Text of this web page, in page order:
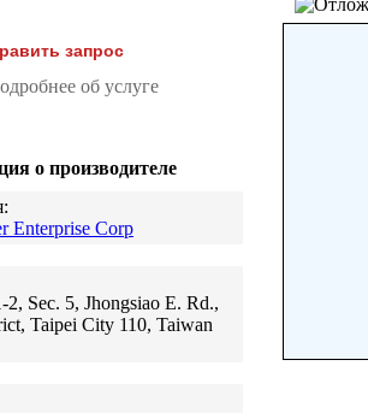
запрос
об услуге
о производителе
Enterprise Corp
2, Sec. 5, Jhongsiao E. Rd.,
Taipei City 110, Taiwan